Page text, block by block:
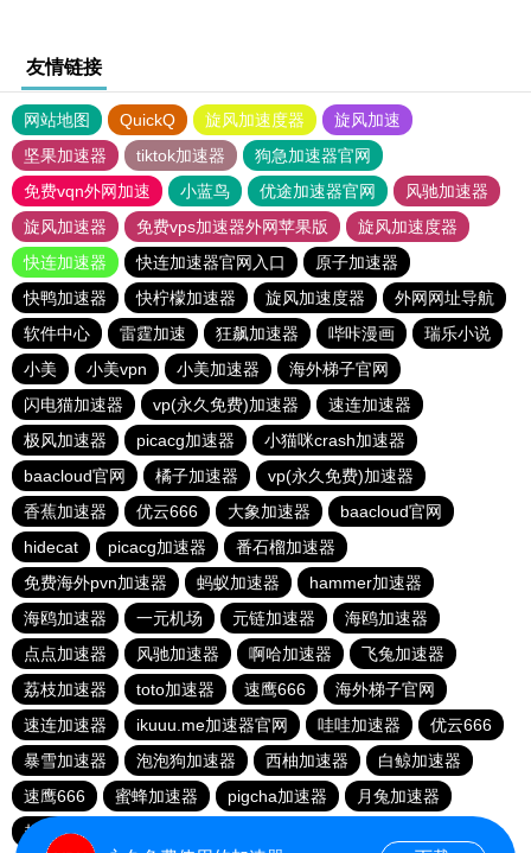
友情链接
网站地图 QuickQ 旋风加速度器
旋风加速
坚果加速器
tiktok加速器
狗急加速器官网
免费vqn外网加速
小蓝鸟 优途加速器官网
风驰加速器
旋风加速器
免费vps加速器外网苹果版
旋风加速度器
快连加速器
快连加速器官网入口
原子加速器
快鸭加速器
快柠檬加速器 旋风加速度器
外网网址导航
软件中心
雷霆加速 狂飙加速器 哔咔漫画
瑞乐小说
小美
小美vpn 小美加速器
海外梯子官网
闪电猫加速器
vp(永久免费)加速器
速连加速器
极风加速器
picacg加速器
小猫咪crash加速器
baacloud官网
橘子加速器
vp(永久免费)加速器
香蕉加速器
优云666 大象加速器
baacloud官网
hidecat
picacg加速器
番石榴加速器
免费海外pvn加速器
蚂蚁加速器
hammer加速器
海鸥加速器
一元机场 元链加速器
海鸥加速器
点点加速器
风驰加速器 啊哈加速器
飞兔加速器
荔枝加速器
toto加速器 速鹰666
海外梯子官网
速连加速器
ikuuu.me加速器官网 哇哇加速器
优云666
暴雪加速器
泡泡狗加速器 西柚加速器
白鲸加速器
速鹰666
蜜蜂加速器 pigcha加速器
月兔加速器
起飞加速器